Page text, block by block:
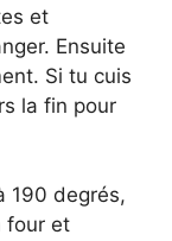
et
Ensuite
Si tu cuis
la fin pour
190 degrés,
four et